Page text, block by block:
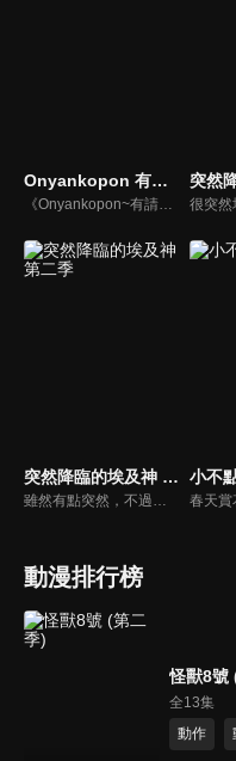
Onyankopon 有請喵喵神
《Onyankopon~有請喵喵神》從非洲來的喵喵神將用歌唱舞蹈來幫高中女生們解決他們的煩惱！
突然
突然降臨的埃及神 第二季
雖然有點突然，不過大家好久不見。這裡是埃及神們的世界以阿努比斯和托特為首的各個古埃及知名的神明們都在這自由地生活著。
小不
動漫排行榜
怪獸8號
全13集
動作